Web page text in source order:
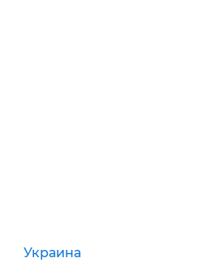
Украина